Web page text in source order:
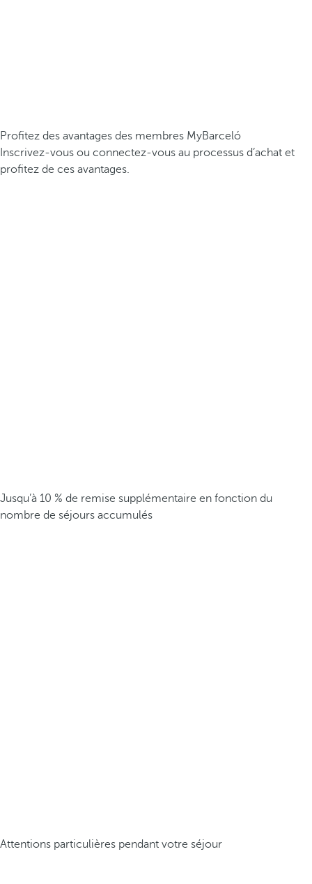
Profitez des avantages des membres MyBarceló
Inscrivez-vous ou connectez-vous au processus d’achat et
profitez de ces avantages.
Jusqu’à 10 % de remise supplémentaire en fonction du
nombre de séjours accumulés
Attentions particulières pendant votre séjour